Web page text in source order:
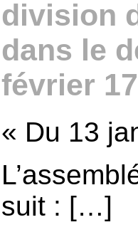
division
dans le
février
« Du 13
suit : […]